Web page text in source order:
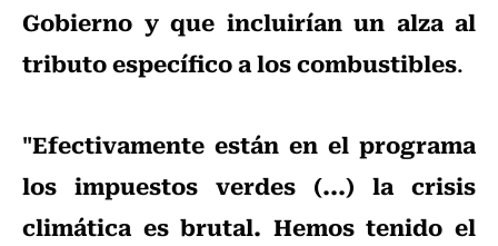
Gobierno y que incluirían un alza al
tributo específico a los combustibles.
"Efectivamente están en el programa
los impuestos verdes (...) la crisis
climática es brutal. Hemos tenido el